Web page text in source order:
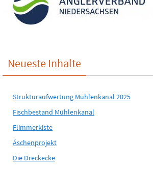
Neueste Inhalte
Strukturaufwertung Mühlenkanal 2025
Fischbestand Mühlenkanal
Flimmerkiste
Äschenprojekt
Die Dreckecke